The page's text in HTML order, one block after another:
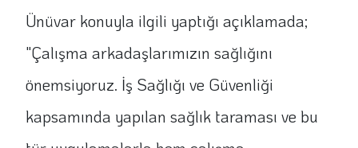
Ünüvar konuyla ilgili yaptığı açıklamada;
"Çalışma arkadaşlarımızın sağlığını
önemsiyoruz. İş Sağlığı ve Güvenliği
kapsamında yapılan sağlık taraması ve bu